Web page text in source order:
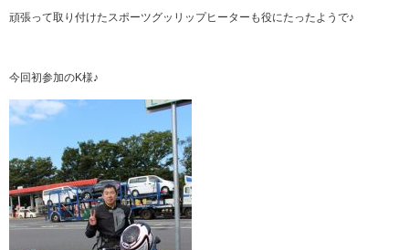
頑張って取り付けたスポーツグッリップヒーターも役にたったようで♪
今回初参加のK様♪